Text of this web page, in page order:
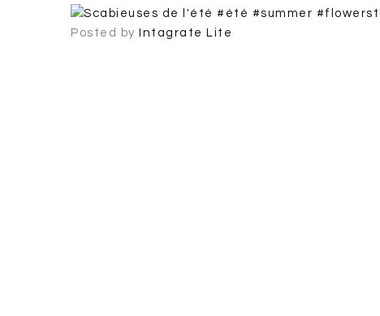
Posted by Intagrate Lite